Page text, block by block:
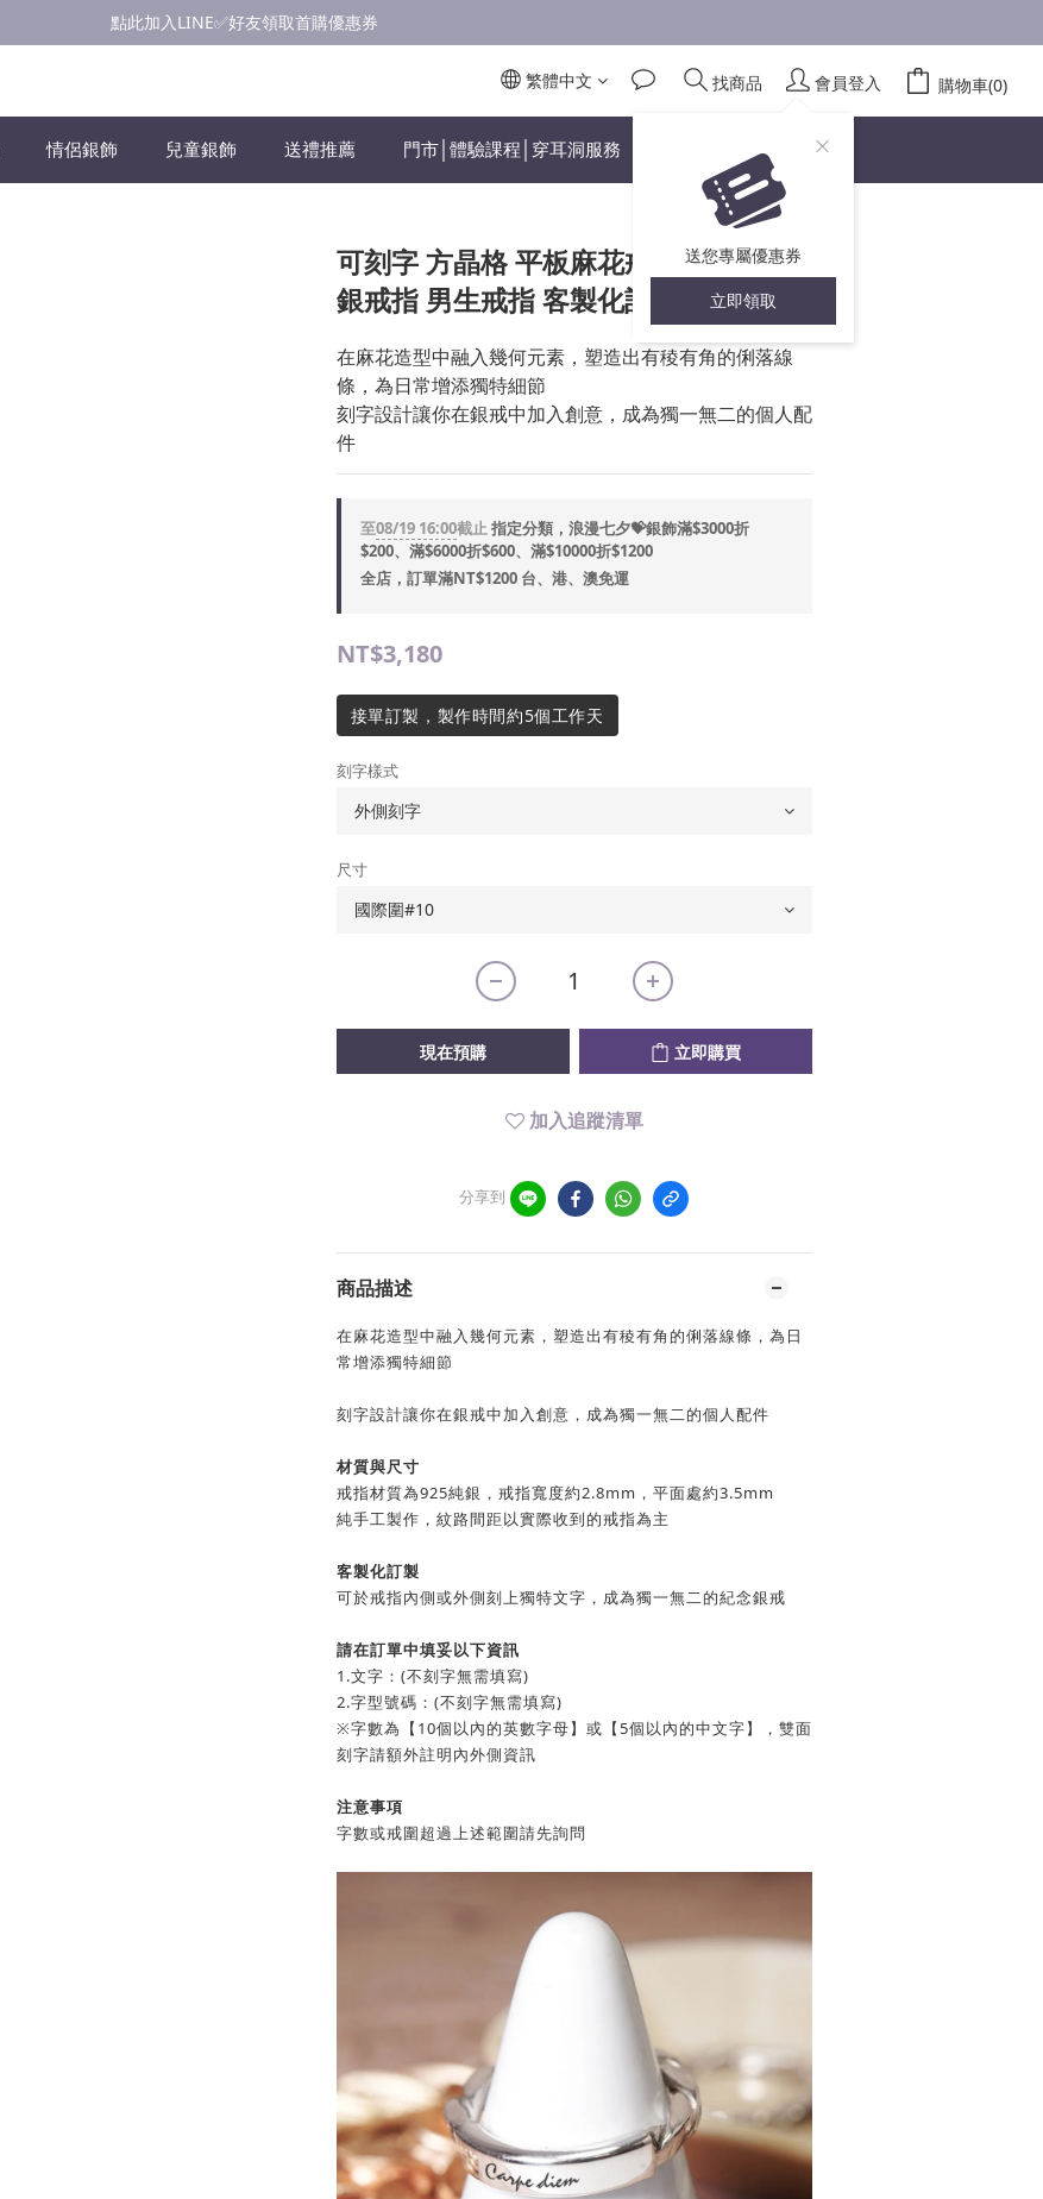
點此加入LINE✅好友領取首購優惠券
浪漫慶七夕💝銀飾滿$3000享優惠💝至8/19
繁體中文 找商品 會員登入
送您專屬優惠券
立即領取
購物車(0)
情侶銀飾 兒童銀飾 送禮推薦 門市│體驗課程│穿耳洞服務
可刻字 方晶格 平板麻花戒 銀白 925純
銀戒指 男生戒指 客製化訂製
在麻花造型中融入幾何元素，塑造出有稜有角的俐落線
條，為日常增添獨特細節
刻字設計讓你在銀戒中加入創意，成為獨一無二的個人配
件
至08/19 16:00截止指定分類，浪漫七夕💝銀飾滿$3000折
$200、滿$6000折$600、滿$10000折$1200
全店，訂單滿NT$1200 台、港、澳免運
NT$3,180
接單訂製，製作時間約5個工作天
刻字樣式
尺寸
現在預購 立即購買
加入追蹤清單
分享到
商品描述
在麻花造型中融入幾何元素，塑造出有稜有角的俐落線條，為日
常增添獨特細節
刻字設計讓你在銀戒中加入創意，成為獨一無二的個人配件
材質與尺寸
戒指材質為925純銀，戒指寬度約2.8mm，平面處約3.5mm
純手工製作，紋路間距以實際收到的戒指為主
客製化訂製
可於戒指內側或外側刻上獨特文字，成為獨一無二的紀念銀戒
請在訂單中填妥以下資訊
1.文字：(不刻字無需填寫)
2.字型號碼：(不刻字無需填寫)
※字數為【10個以內的英數字母】或【5個以內的中文字】，雙面
刻字請額外註明內外側資訊
注意事項
字數或戒圍超過上述範圍請先詢問
立即購買